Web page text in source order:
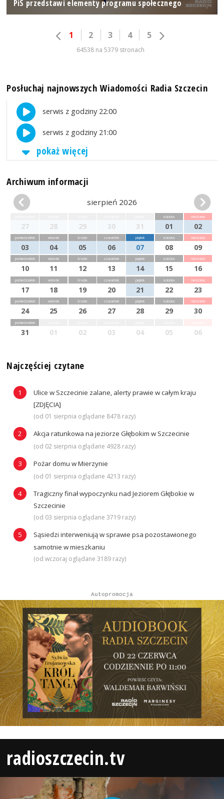
PiS przedstawi elementy programu społecznego
1 2 3 4 5
64538 na 5379 stronach
Posłuchaj najnowszych Wiadomości Radia Szczecin
serwis z godziny 22:00
serwis z godziny 21:00
pokaż więcej
Archiwum informacji
sierpień 2026
27 28 29 30 31
sobota
01
niedziela
02
poniedziałek
03
wtorek
04
środa
05
czwartek
06
piątek
07
sobota
08
niedziela
09
poniedziałek
10
wtorek
11
środa
12
czwartek
13
piątek
14
sobota
15
niedziela
16
poniedziałek
17
wtorek
18
środa
19
czwartek
20
piątek
21
sobota
22
niedziela
23
poniedziałek
24
wtorek
25
środa
26
czwartek
27
piątek
28
sobota
29
niedziela
30
poniedziałek
31 01 02 03 04 05 06
Najczęściej czytane
Ulice w Szczecinie zalane, alerty prawie w całym kraju
[ZDJĘCIA]
(od 01 sierpnia oglądane 8478 razy)
Akcja ratunkowa na jeziorze Głębokim w Szczecinie
(od 02 sierpnia oglądane 4928 razy)
Pożar domu w Mierzynie
(od 01 sierpnia oglądane 4213 razy)
Tragiczny finał wypoczynku nad Jeziorem Głębokie w
Szczecinie
(od 03 sierpnia oglądane 3719 razy)
Sąsiedzi interweniują w sprawie psa pozostawionego
samotnie w mieszkaniu
(od wczoraj oglądane 3189 razy)
Autopromocja
radioszczecin.tv